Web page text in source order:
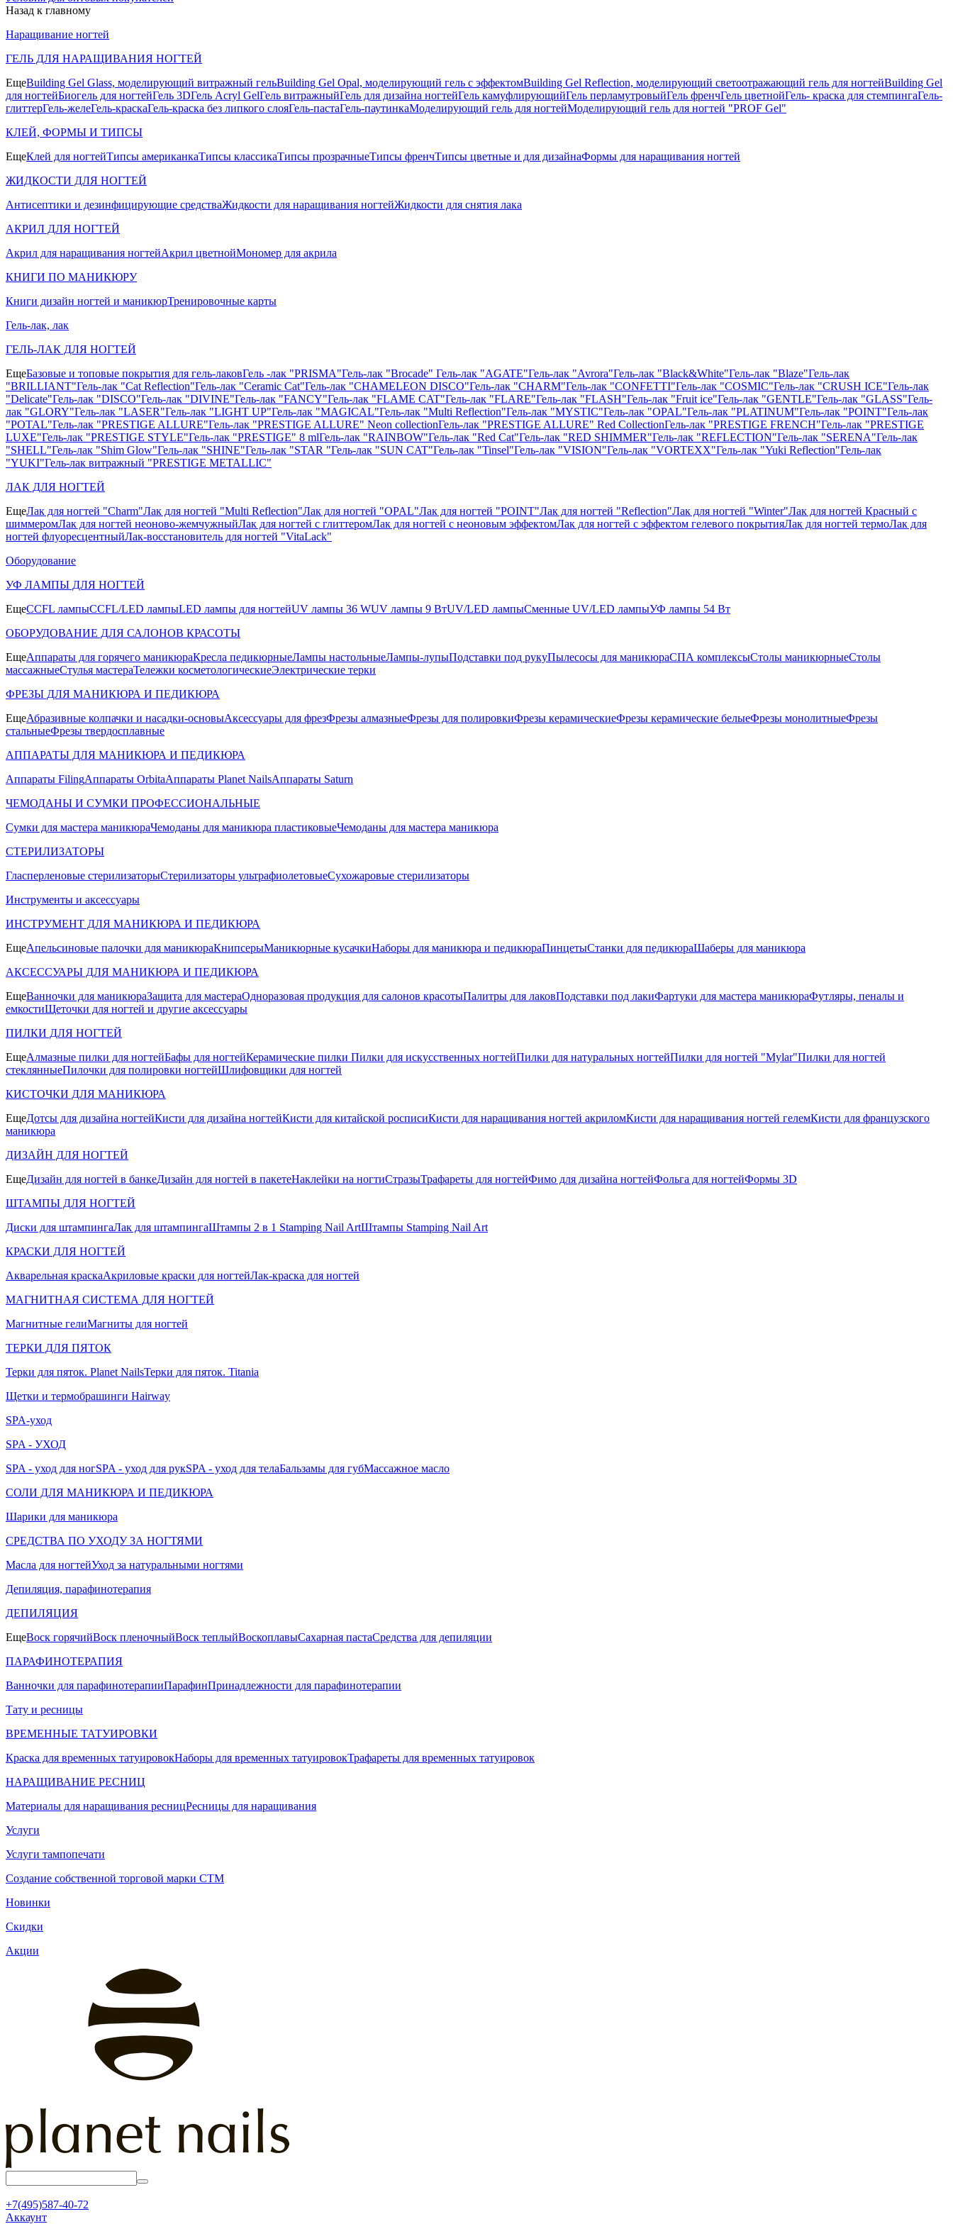
Назад к главному
Наращивание ногтей
ГЕЛЬ ДЛЯ НАРАЩИВАНИЯ НОГТЕЙ
ЕщеBuilding Gel Glass, моделирующий витражный гельBuilding Gel Opal, моделирующий гель с эффектомBuilding Gel Reflection, моделирующий светоотражающий гель для ногтейBuilding Gel
для ногтейБиогель для ногтейГель 3DГель Acryl GelГель витражныйГель для дизайна ногтейГель камуфлирующийГель перламутровыйГель френчГель цветнойГель- краска для стемпингаГель-
глиттерГель-желеГель-краскаГель-краска без липкого слояГель-пастаГель-паутинкаМоделирующий гель для ногтейМоделирующий гель для ногтей "PROF Gel"
КЛЕЙ, ФОРМЫ И ТИПСЫ
ЕщеКлей для ногтейТипсы американкаТипсы классикаТипсы прозрачныеТипсы френчТипсы цветные и для дизайнаФормы для наращивания ногтей
ЖИДКОСТИ ДЛЯ НОГТЕЙ
Антисептики и дезинфицирующие средстваЖидкости для наращивания ногтейЖидкости для снятия лака
АКРИЛ ДЛЯ НОГТЕЙ
Акрил для наращивания ногтейАкрил цветнойМономер для акрила
КНИГИ ПО МАНИКЮРУ
Книги дизайн ногтей и маникюрТренировочные карты
Гель-лак, лак
ГЕЛЬ-ЛАК ДЛЯ НОГТЕЙ
ЕщеБазовые и топовые покрытия для гель-лаковГель -лак "PRISMA"Гель-лак "Brocade" Гель-лак "AGATE"Гель-лак "Avrora"Гель-лак "Black&White"Гель-лак "Blaze"Гель-лак
"BRILLIANT"Гель-лак "Cat Reflection"Гель-лак "Ceramic Cat"Гель-лак "CHAMELEON DISCO"Гель-лак "CHARM"Гель-лак "CONFETTI"Гель-лак "COSMIC"Гель-лак "CRUSH ICE"Гель-лак
"Delicate"Гель-лак "DISCO"Гель-лак "DIVINE"Гель-лак "FANCY"Гель-лак "FLAME CAT"Гель-лак "FLARE"Гель-лак "FLASH"Гель-лак "Fruit ice"Гель-лак "GENTLE"Гель-лак "GLASS"Гель-
лак "GLORY"Гель-лак "LASER"Гель-лак "LIGHT UP"Гель-лак "MAGICAL"Гель-лак "Multi Reflection"Гель-лак "MYSTIC"Гель-лак "OPAL"Гель-лак "PLATINUM"Гель-лак "POINT"Гель-лак
"POTAL"Гель-лак "PRESTIGE ALLURE"Гель-лак "PRESTIGE ALLURE" Neon collectionГель-лак "PRESTIGE ALLURE" Red CollectionГель-лак "PRESTIGE FRENCH"Гель-лак "PRESTIGE
LUXE"Гель-лак "PRESTIGE STYLE"Гель-лак "PRESTIGE" 8 mlГель-лак "RAINBOW"Гель-лак "Red Cat"Гель-лак "RED SHIMMER"Гель-лак "REFLECTION"Гель-лак "SERENA"Гель-лак
"SHELL"Гель-лак "Shim Glow"Гель-лак "SHINE"Гель-лак "STAR "Гель-лак "SUN CAT"Гель-лак "Tinsel"Гель-лак "VISION"Гель-лак "VORTEXX"Гель-лак "Yuki Reflection"Гель-лак
"YUKI"Гель-лак витражный "PRESTIGE METALLIC"
ЛАК ДЛЯ НОГТЕЙ
ЕщеЛак для ногтей "Charm"Лак для ногтей "Multi Reflection"Лак для ногтей "OPAL"Лак для ногтей "POINT"Лак для ногтей "Reflection"Лак для ногтей "Winter"Лак для ногтей Красный с
шиммеромЛак для ногтей неоново-жемчужныйЛак для ногтей с глиттеромЛак для ногтей с неоновым эффектомЛак для ногтей с эффектом гелевого покрытияЛак для ногтей термоЛак для
ногтей флуоресцентныйЛак-восстановитель для ногтей "VitaLack"
Оборудование
УФ ЛАМПЫ ДЛЯ НОГТЕЙ
ЕщеCCFL лампыCCFL/LED лампыLED лампы для ногтейUV лампы 36 WUV лампы 9 ВтUV/LED лампыСменные UV/LED лампыУФ лампы 54 Вт
ОБОРУДОВАНИЕ ДЛЯ САЛОНОВ КРАСОТЫ
ЕщеАппараты для горячего маникюраКресла педикюрныеЛампы настольныеЛампы-лупыПодставки под рукуПылесосы для маникюраСПА комплексыСтолы маникюрныеСтолы
массажныеСтулья мастераТележки косметологическиеЭлектрические терки
ФРЕЗЫ ДЛЯ МАНИКЮРА И ПЕДИКЮРА
ЕщеАбразивные колпачки и насадки-основыАксессуары для фрезФрезы алмазныеФрезы для полировкиФрезы керамическиеФрезы керамические белыеФрезы монолитныеФрезы
стальныеФрезы твердосплавные
АППАРАТЫ ДЛЯ МАНИКЮРА И ПЕДИКЮРА
Аппараты FilingАппараты OrbitaАппараты Planet NailsАппараты Saturn
ЧЕМОДАНЫ И СУМКИ ПРОФЕССИОНАЛЬНЫЕ
Сумки для мастера маникюраЧемоданы для маникюра пластиковыеЧемоданы для мастера маникюра
СТЕРИЛИЗАТОРЫ
Гласперленовые стерилизаторыСтерилизаторы ультрафиолетовыеСухожаровые стерилизаторы
Инструменты и аксессуары
ИНСТРУМЕНТ ДЛЯ МАНИКЮРА И ПЕДИКЮРА
ЕщеАпельсиновые палочки для маникюраКнипсерыМаникюрные кусачкиНаборы для маникюра и педикюраПинцетыСтанки для педикюраШаберы для маникюра
АКСЕССУАРЫ ДЛЯ МАНИКЮРА И ПЕДИКЮРА
ЕщеВанночки для маникюраЗащита для мастераОдноразовая продукция для салонов красотыПалитры для лаковПодставки под лакиФартуки для мастера маникюраФутляры, пеналы и
емкостиЩеточки для ногтей и другие аксессуары
ПИЛКИ ДЛЯ НОГТЕЙ
ЕщеАлмазные пилки для ногтейБафы для ногтейКерамические пилки Пилки для искусственных ногтейПилки для натуральных ногтейПилки для ногтей "Mylar"Пилки для ногтей
стеклянныеПилочки для полировки ногтейШлифовщики для ногтей
КИСТОЧКИ ДЛЯ МАНИКЮРА
ЕщеДотсы для дизайна ногтейКисти для дизайна ногтейКисти для китайской росписиКисти для наращивания ногтей акриломКисти для наращивания ногтей гелемКисти для французского
маникюра
ДИЗАЙН ДЛЯ НОГТЕЙ
ЕщеДизайн для ногтей в банкеДизайн для ногтей в пакетеНаклейки на ногтиСтразыТрафареты для ногтейФимо для дизайна ногтейФольга для ногтейФормы 3D
ШТАМПЫ ДЛЯ НОГТЕЙ
Диски для штампингаЛак для штампингаШтампы 2 в 1 Stamping Nail ArtШтампы Stamping Nail Art
КРАСКИ ДЛЯ НОГТЕЙ
Акварельная краскаАкриловые краски для ногтейЛак-краска для ногтей
МАГНИТНАЯ СИСТЕМА ДЛЯ НОГТЕЙ
Магнитные гелиМагниты для ногтей
ТЕРКИ ДЛЯ ПЯТОК
Терки для пяток. Planet NailsТерки для пяток. Titania
Щетки и термобрашинги Hairway
SPA-уход
SPA - УХОД
SPA - уход для ногSPA - уход для рукSPA - уход для телаБальзамы для губМассажное масло
СОЛИ ДЛЯ МАНИКЮРА И ПЕДИКЮРА
Шарики для маникюра
СРЕДСТВА ПО УХОДУ ЗА НОГТЯМИ
Масла для ногтейУход за натуральными ногтями
Депиляция, парафинотерапия
ДЕПИЛЯЦИЯ
ЕщеВоск горячийВоск пленочныйВоск теплыйВоскоплавыСахарная пастаСредства для депиляции
ПАРАФИНОТЕРАПИЯ
Ванночки для парафинотерапииПарафинПринадлежности для парафинотерапии
Тату и ресницы
ВРЕМЕННЫЕ ТАТУИРОВКИ
Краска для временных татуировокНаборы для временных татуировокТрафареты для временных татуировок
НАРАЩИВАНИЕ РЕСНИЦ
Материалы для наращивания ресницРесницы для наращивания
Услуги
Услуги тампопечати
Создание собственной торговой марки СТМ
Новинки
Скидки
Акции
+7(495)587-40-72
Аккаунт